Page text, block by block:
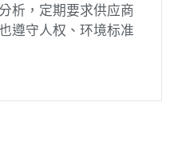
析，定期要求供应商
遵守人权、环境标准